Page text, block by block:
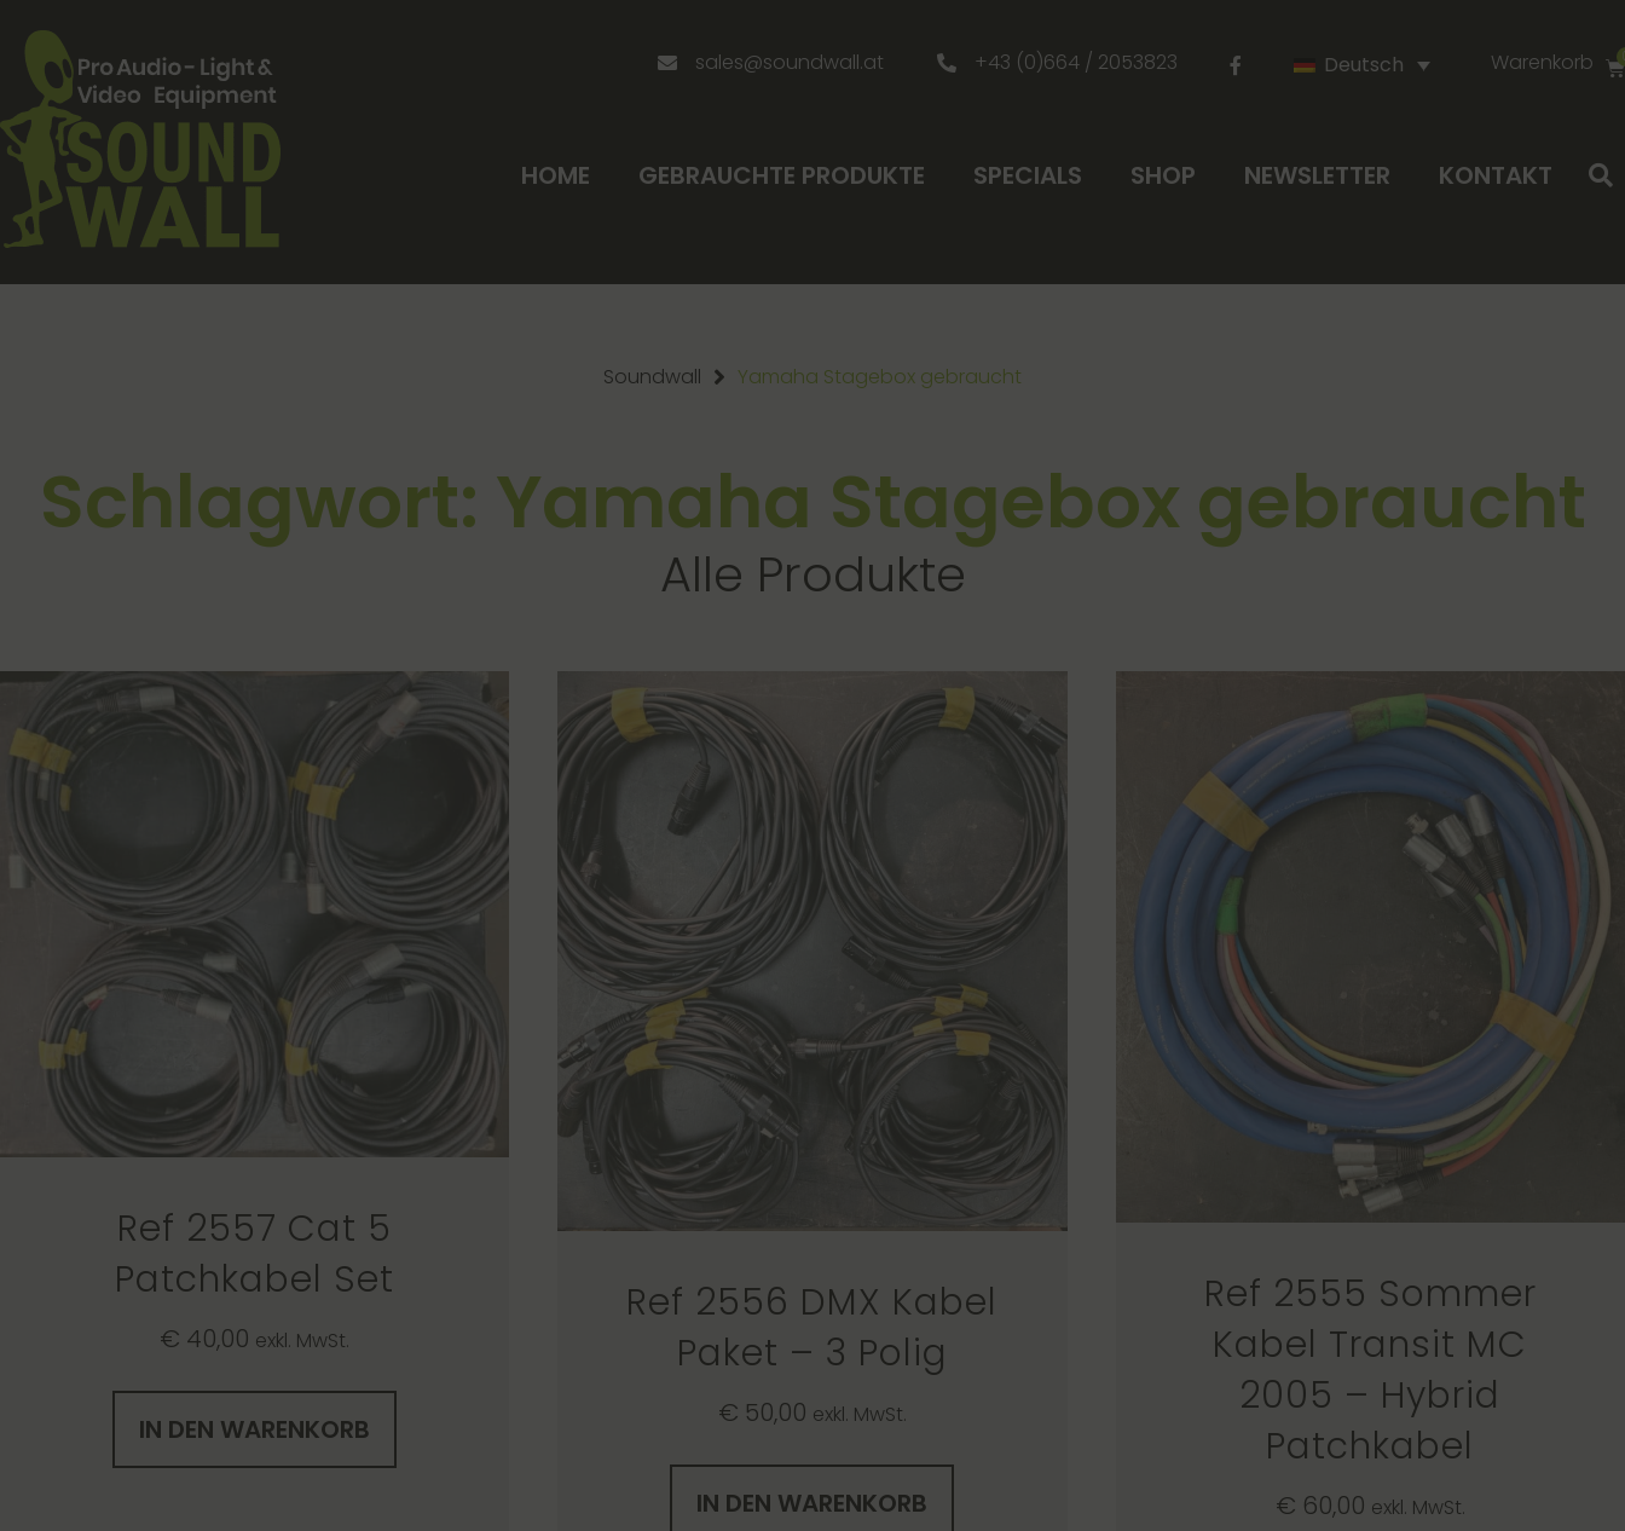
sales@soundwall.at +43 (0)664 / 2053823 Deutsch Warenkorb
HOME GEBRAUCHTE PRODUKTE SPECIALS SHOP NEWSLETTER KONTAKT
Soundwall Yamaha Stagebox gebraucht
Schlagwort: Yamaha Stagebox gebraucht
Alle Produkte
Ref 2557 Cat 5
Patchkabel Set
€ 40,00 exkl. MwSt.
IN DEN WARENKORB
Ref 2556 DMX Kabel
Paket – 3 Polig
€ 50,00 exkl. MwSt.
IN DEN WARENKORB
Ref 2555 Sommer
Kabel Transit MC
2005 – Hybrid
Patchkabel
€ 60,00 exkl. MwSt.